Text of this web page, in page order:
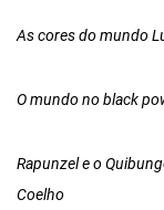
As cores do mundo
O mundo no black
Rapunzel e o
Coelho